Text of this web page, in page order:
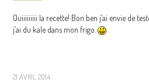
Ouiiiiiiiii la recette! Bon ben j’ai envie de
j’ai du kale dans mon frigo.
21 AVRIL 2014